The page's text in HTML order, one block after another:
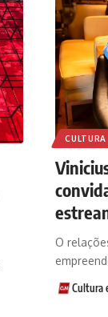
CULTURA
O
Cultura